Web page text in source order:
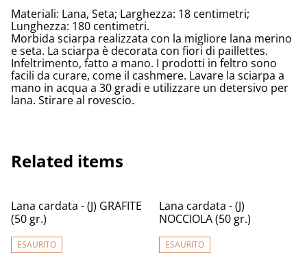
Materiali: Lana, Seta; Larghezza: 18 centimetri;
Lunghezza: 180 centimetri.
Morbida sciarpa realizzata con la migliore lana merino
e seta. La sciarpa è decorata con fiori di paillettes.
Infeltrimento, fatto a mano. I prodotti in feltro sono
facili da curare, come il cashmere. Lavare la sciarpa a
mano in acqua a 30 gradi e utilizzare un detersivo per
lana. Stirare al rovescio.
Related items
Lana cardata - (J) GRAFITE
(50 gr.)
ESAURITO
Lana cardata - (J)
NOCCIOLA (50 gr.)
ESAURITO